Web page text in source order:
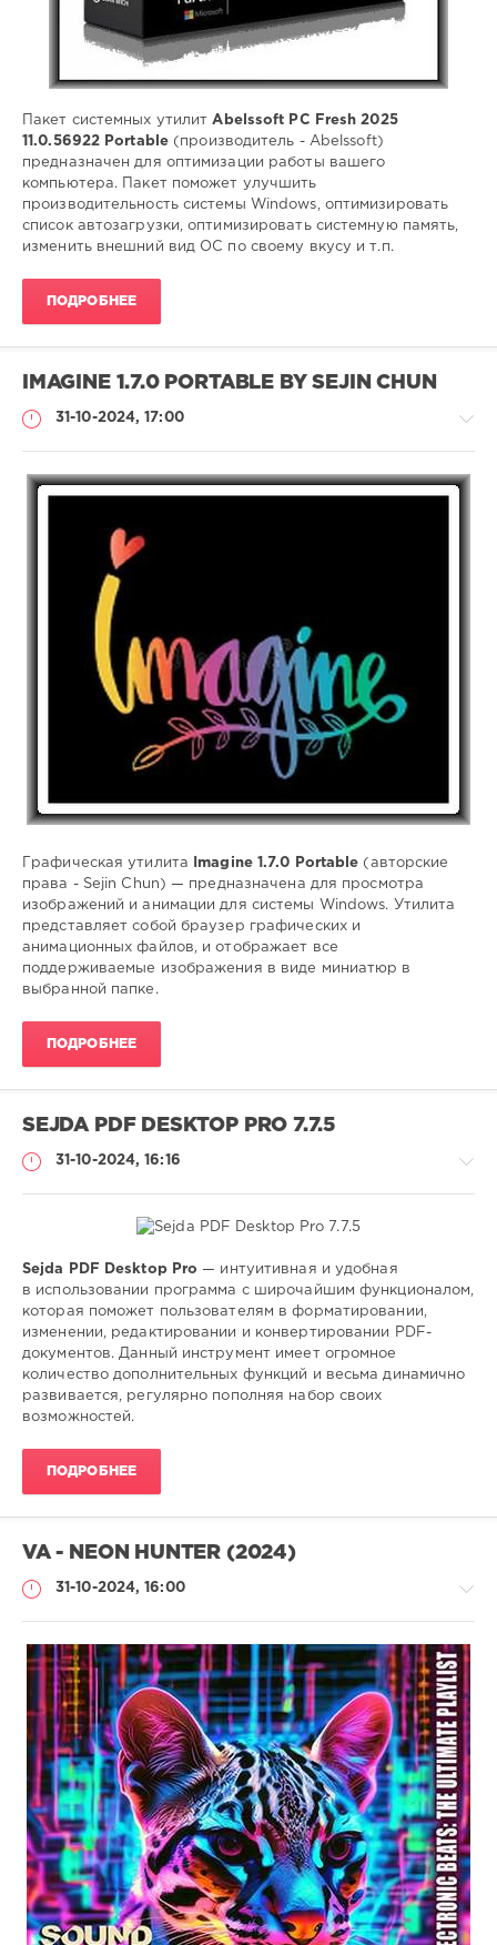
максимальной
производительности
Пакет системных утилитAbelssoft PC Fresh 2025
11.0.56922 Portable(производитель - Abelssoft)
предназначен для оптимизации работы вашего
компьютера. Пакет поможет улучшить
производительность системы Windows, оптимизировать
список автозагрузки, оптимизировать системную память,
изменить внешний вид ОС по своему вкусу и т.п.
ПОДРОБНЕЕ
IMAGINE 1.7.0 PORTABLE BY SEJIN CHUN
31-10-2024, 17:00
(portable)
Lemb46
Portable,
,
изображений,
поиск
слайд
шоу
Графическая утилита Imagine 1.7.0 Portable (авторские
права - Sejin Chun) — предназначена для просмотра
изображений и анимации для системы Windows. Утилита
представляет собой браузер графических и
анимационных файлов, и отображает все
поддерживаемые изображения в виде миниатюр в
выбранной папке.
ПОДРОБНЕЕ
SEJDA PDF DESKTOP PRO 7.7.5
31-10-2024, 16:16
SamDel
0
редактор,
документов
Sejda PDF Desktop Pro — интуитивная и удобная
в использовании программа с широчайшим функционалом,
которая поможет пользователям в форматировании,
изменении, редактировании и конвертировании PDF-
документов. Данный инструмент имеет огромное
количество дополнительных функций и весьма динамично
развивается, регулярно пополняя набор своих
возможностей.
ПОДРОБНЕЕ
VA - NEON HUNTER (2024)
31-10-2024, 16:00
Музыка
drakon-
55
248
0
Electronic,
Synthwave,
Spacesynth